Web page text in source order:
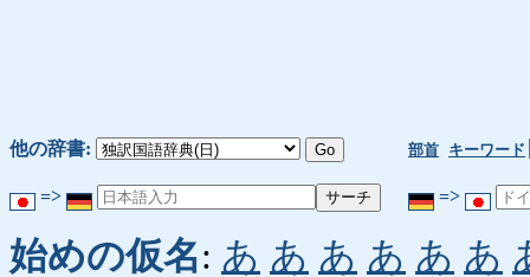
他の辞書: 部首 キーワード
=> =>
始めの仮名: あ あ あ あ あ あ